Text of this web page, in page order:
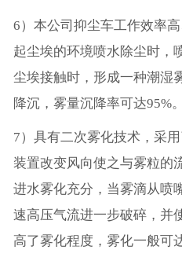
6）本公司抑尘车工作效率
起尘埃的环境喷水除尘时，
尘埃接触时，形成一种潮湿
降沉，雾量沉降率可达95%。
7）具有二次雾化技术，采
装置改变风向使之与雾粒的
进水雾化充分，当雾滴从喷
速高压气流进一步破碎，并
高了雾化程度，雾化一般可